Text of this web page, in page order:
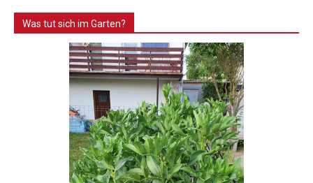
Was tut sich im Garten?